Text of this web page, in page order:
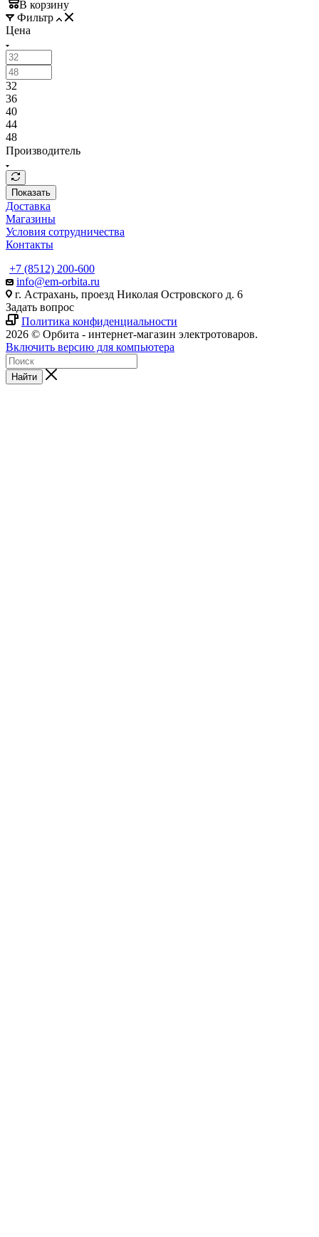
В корзину
Фильтр
Цена
32
36
40
44
48
Производитель
Показать
Доставка
Магазины
Условия сотрудничества
Контакты
+7 (8512) 200-600
info@em-orbita.ru
г. Астрахань, проезд Николая Островского д. 6
Задать вопрос
Политика конфиденциальности
2026 © Орбита - интернет-магазин электротоваров.
Включить версию для компьютера
Найти